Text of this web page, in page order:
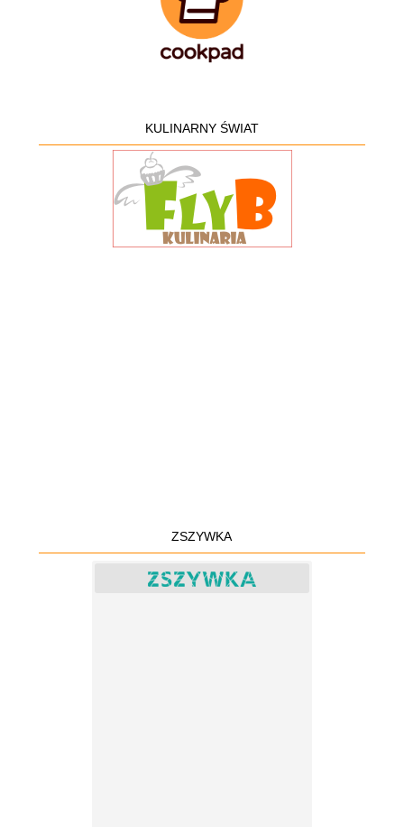
KULINARNY ŚWIAT
ZSZYWKA